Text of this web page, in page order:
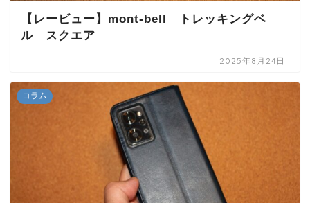
【レービュー】mont-bell トレッキングベ
ル スクエア
2025年8月24日
コラム